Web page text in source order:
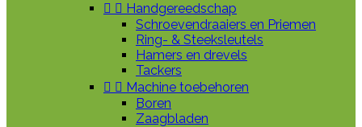
  Handgereedschap
Schroevendraaiers en Priemen
Ring- & Steeksleutels
Hamers en drevels
Tackers
  Machine toebehoren
Boren
Zaagbladen